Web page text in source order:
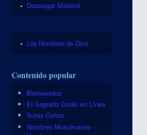
Descargar Material
Los Nombres de Dios
Contenido popular
Bienvenidos
El Sagrado Corán en Línea
Suras Cortas
Nombres Musulmanes -